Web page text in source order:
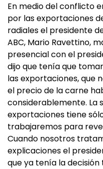
En medio del conflicto
por las exportaciones
radiales el presidente
ABC, Mario Ravettino,
presencial con el
dijo que tenía que
las exportaciones, que
el precio de la carne
considerablemente. La
exportaciones tiene
trabajaremos para
Cuando nosotros
explicaciones el
que ya tenía la decisión